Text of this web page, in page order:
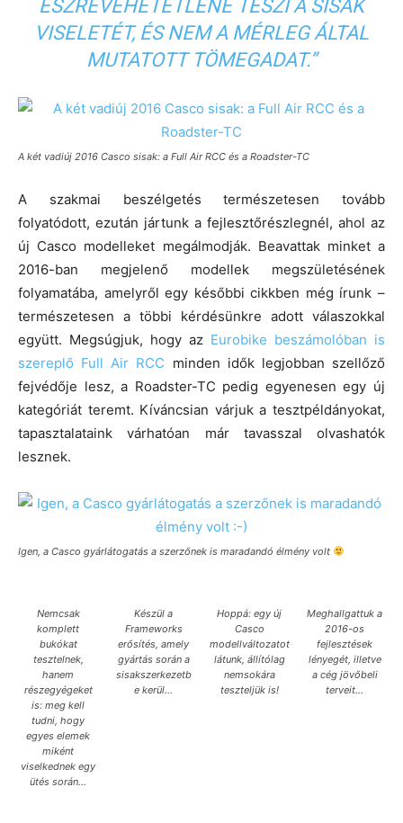
ÉSZREVEHETETLENÉ TESZI A SISAK
VISELETÉT, ÉS NEM A MÉRLEG ÁLTAL
MUTATOTT TÖMEGADAT.”
A két vadiúj 2016 Casco sisak: a Full Air RCC és a Roadster-TC
A szakmai beszélgetés természetesen tovább
folyatódott, ezután jártunk a fejlesztőrészlegnél, ahol az
új Casco modelleket megálmodják. Beavattak minket a
2016-ban megjelenő modellek megszületésének
folyamatába, amelyről egy későbbi cikkben még írunk –
természetesen a többi kérdésünkre adott válaszokkal
együtt. Megsúgjuk, hogy az Eurobike beszámolóban is
szereplő Full Air RCC minden idők legjobban szellőző
fejvédője lesz, a Roadster-TC pedig egyenesen egy új
kategóriát teremt. Kíváncsian várjuk a tesztpéldányokat,
tapasztalataink várhatóan már tavasszal olvashatók
lesznek.
Igen, a Casco gyárlátogatás a szerzőnek is maradandó élmény volt
Nemcsak
komplett
bukókat
tesztelnek,
hanem
részegyégeket
is: meg kell
tudni, hogy
egyes elemek
miként
viselkednek egy
ütés során…
Készül a
Frameworks
erősítés, amely
gyártás során a
sisakszerkezetb
e kerül…
Hoppá: egy új
Casco
modellváltozatot
látunk, állítólag
nemsokára
teszteljük is!
Meghallgattuk a
2016-os
fejlesztések
lényegét, illetve
a cég jövőbeli
terveit…